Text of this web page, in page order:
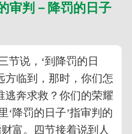
审判－降罚的日子
节说，‘到降罚的日
方临到，那时，你们怎
逃奔求救？你们的荣耀
‘降罚的日子’指审判的
财富。四节接着说到人